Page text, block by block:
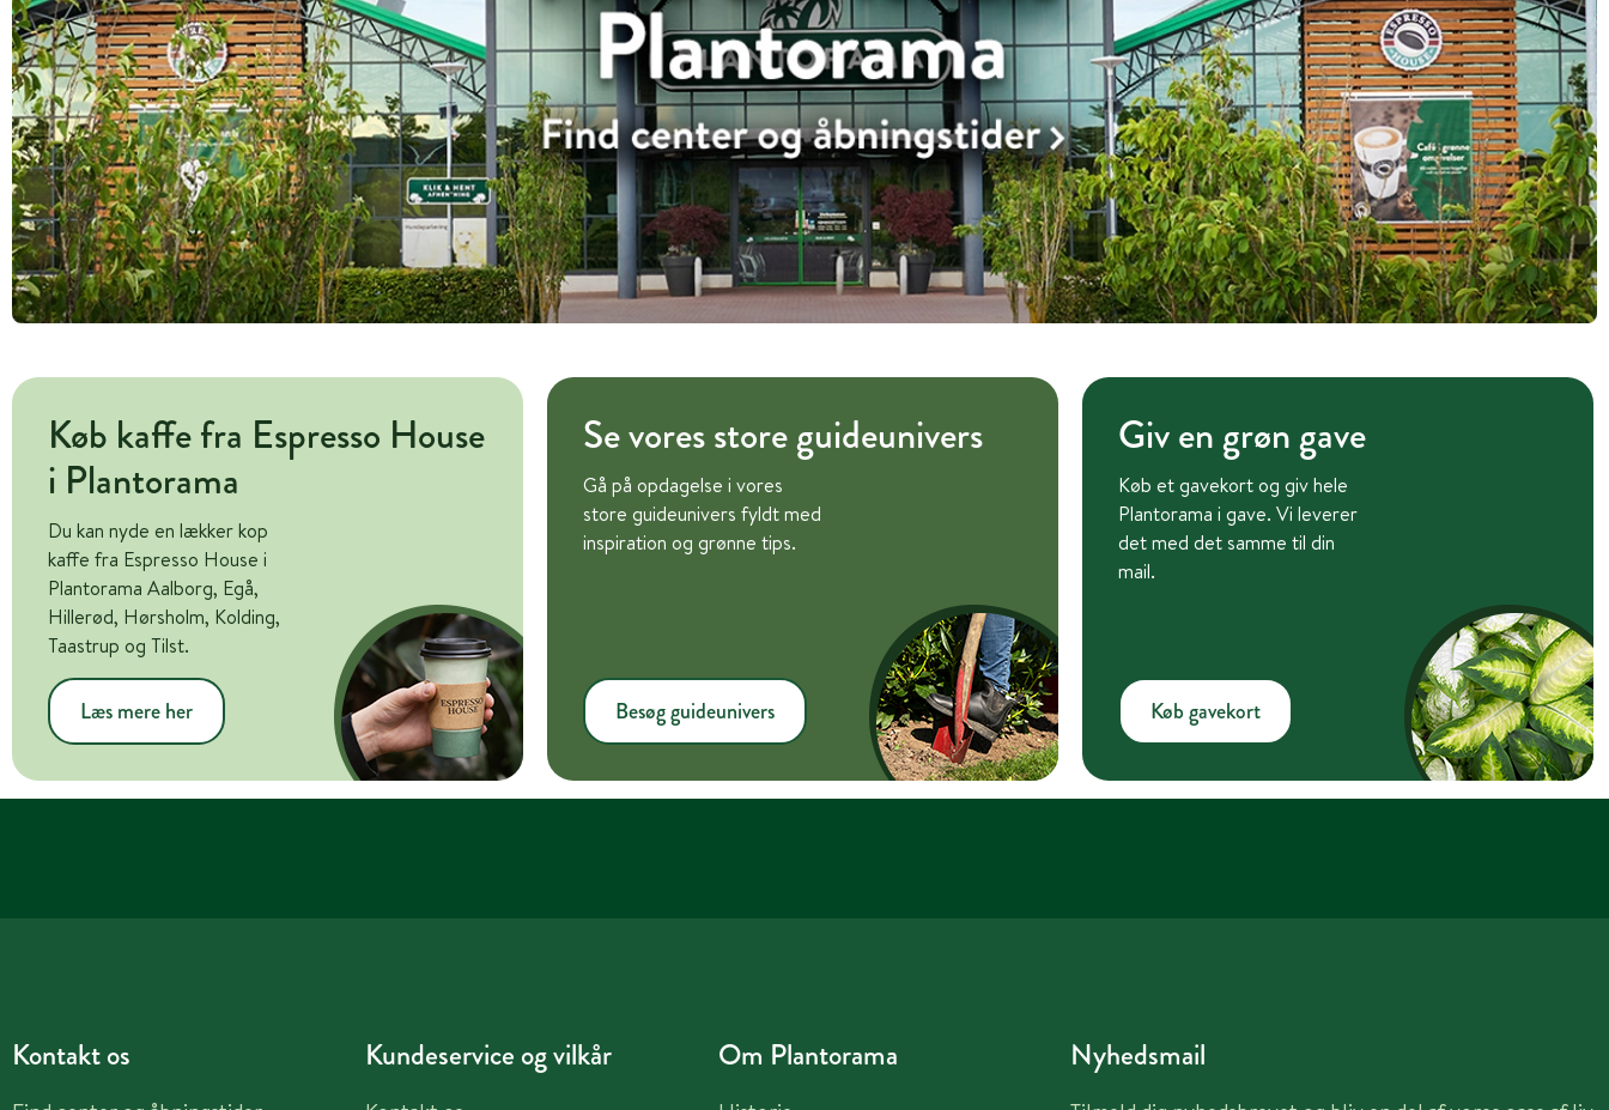
Køb kaffe fra Espresso House
i Plantorama
Du kan nyde en lækker kop
kaffe fra Espresso House i
Plantorama Aalborg, Egå,
Hillerød, Hørsholm, Kolding,
Taastrup og Tilst.
Læs mere her
Se vores store guideunivers
Gå på opdagelse i vores
store guideunivers fyldt med
inspiration og grønne tips.
Besøg guideunivers
Giv en grøn gave
Køb et gavekort og giv hele
Plantorama i gave. Vi leverer
det med det samme til din
mail.
Køb gavekort
Kontakt os Kundeservice og vilkår Om Plantorama Nyhedsmail